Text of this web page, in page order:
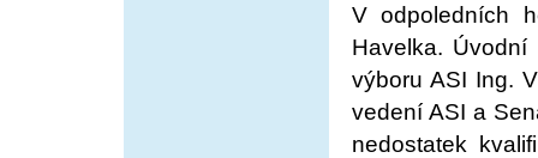
V odpoledních
Havelka.
výboru ASI Ing.
vedení ASI a
nedostatek